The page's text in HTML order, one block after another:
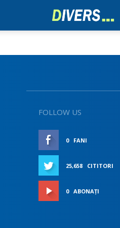
FOLLOW US
0 FANI
25,658 CITITORI
0 ABONAȚI